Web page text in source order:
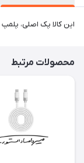
این کالا پک اصلی،
محصولات مرتبط